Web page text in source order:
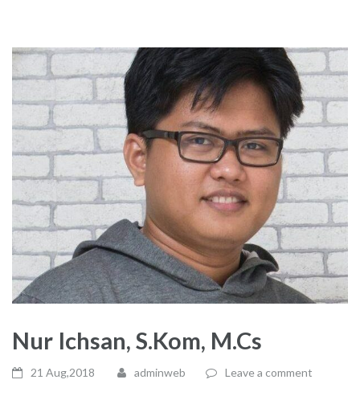
Nur Ichsan, S.Kom, M.Cs
21 Aug,2018 adminweb Leave a comment